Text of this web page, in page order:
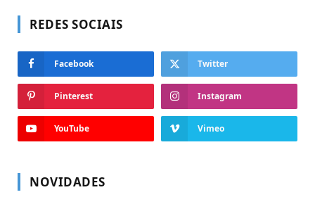
REDES SOCIAIS
Facebook Twitter
Pinterest Instagram
YouTube Vimeo
NOVIDADES